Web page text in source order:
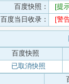
百度快照：
[提
百度当日收录：
[警
百度快照
已取消快照